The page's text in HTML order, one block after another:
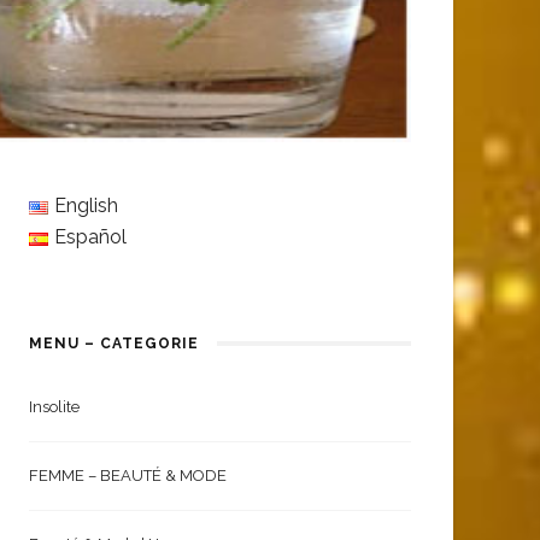
English
Español
MENU – CATEGORIE
Insolite
FEMME – BEAUTÉ & MODE